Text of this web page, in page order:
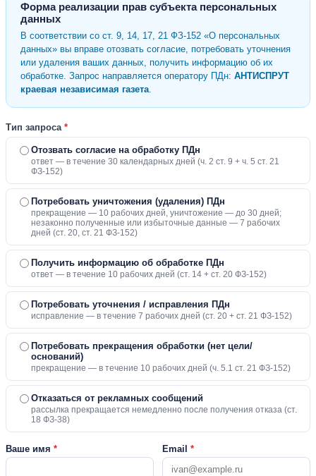
Форма реализации прав субъекта персональных
данных
В соответствии со ст. 9, 14, 17, 21 ФЗ-152 «О персональных
данных» вы вправе отозвать согласие, потребовать уточнения
или удаления ваших данных, получить информацию об их
обработке. Запрос направляется оператору ПДн: АНТИСПРУТ
краевая независимая газета.
Тип запроса *
Отозвать согласие на обработку ПДн
ответ — в течение 30 календарных дней (ч. 2 ст. 9 + ч. 5 ст. 21
ФЗ-152)
Потребовать уничтожения (удаления) ПДн
прекращение — 10 рабочих дней, уничтожение — до 30 дней;
незаконно полученные или избыточные данные — 7 рабочих
дней (ст. 20, ст. 21 ФЗ-152)
Получить информацию об обработке ПДн
ответ — в течение 10 рабочих дней (ст. 14 + ст. 20 ФЗ-152)
Потребовать уточнения / исправления ПДн
исправление — в течение 7 рабочих дней (ст. 20 + ст. 21 ФЗ-152)
Потребовать прекращения обработки (нет цели/
оснований)
прекращение — в течение 10 рабочих дней (ч. 5.1 ст. 21 ФЗ-152)
Отказаться от рекламных сообщений
рассылка прекращается немедленно после получения отказа (ст.
18 ФЗ-38)
Ваше имя * Email *